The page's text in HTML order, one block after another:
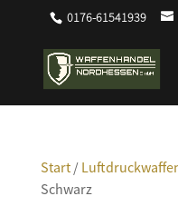
0176-61541939
Start/
Schwarz